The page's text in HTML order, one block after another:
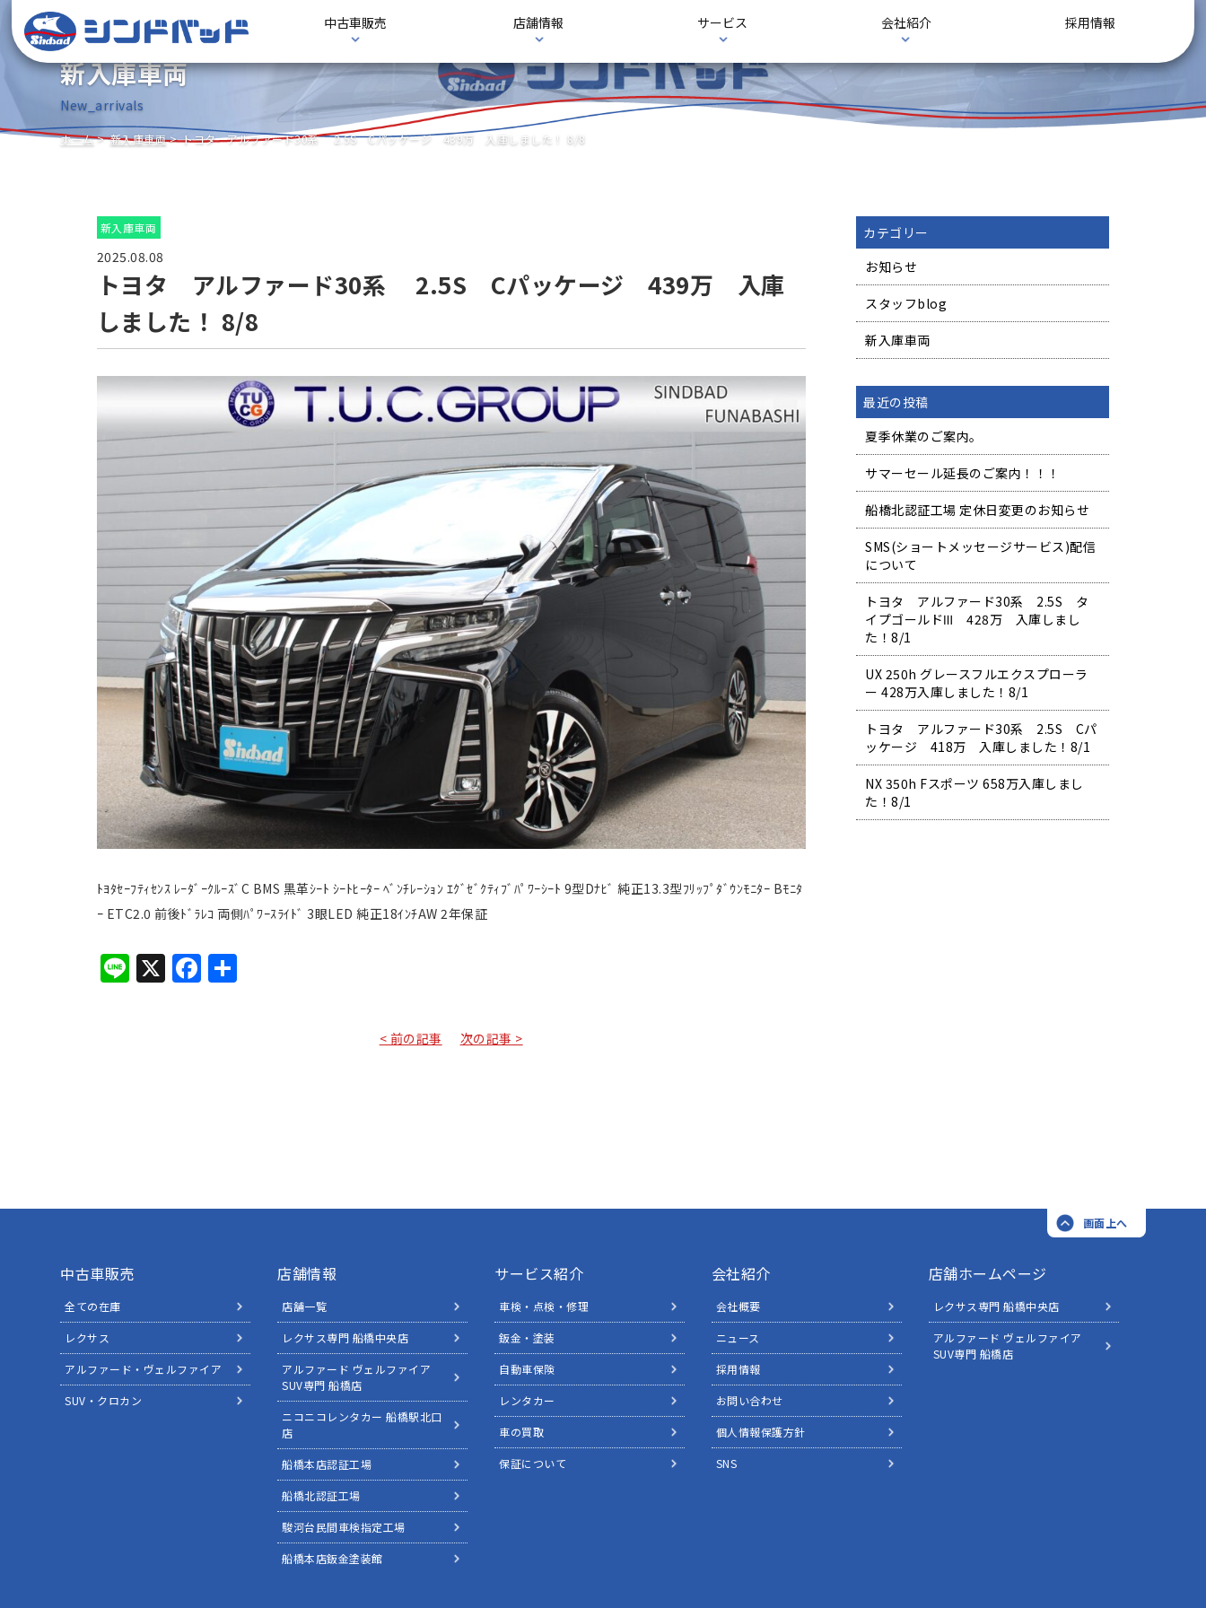
中古車販売 店舗情報 サービス 会社紹介 採用情報
新入庫車両
New_arrivals
ホーム 新入庫車両 トヨタ アルファード30系 2.5S Cパッケージ 439万 入庫しました！ 8/8
新入庫車両
2025.08.08
トヨタ アルファード30系 2.5S Cパッケージ 439万 入庫
しました！ 8/8
ﾄﾖﾀｾｰﾌﾃｨｾﾝｽ ﾚｰﾀﾞｰｸﾙｰｽﾞC BMS 黒革ｼｰﾄ ｼｰﾄﾋｰﾀｰ ﾍﾞﾝﾁﾚｰｼｮﾝ ｴｸﾞｾﾞｸﾃｨﾌﾞﾊﾟﾜｰｼｰﾄ 9型Dﾅﾋﾞ 純正13.3型ﾌﾘｯﾌﾟﾀﾞｳﾝﾓﾆﾀｰ Bﾓﾆﾀ
ｰ ETC2.0 前後ﾄﾞﾗﾚｺ 両側ﾊﾟﾜｰｽﾗｲﾄﾞ 3眼LED 純正18ｲﾝﾁAW 2年保証
Line
X Facebook
共
< 前の記事 次の記事 >
カテゴリー
お知らせ
スタッフblog
新入庫車両
最近の投稿
夏季休業のご案内。
サマーセール延長のご案内！！！
船橋北認証工場 定休日変更のお知らせ
SMS(ショートメッセージサービス)配信
について
トヨタ アルファード30系 2.5S タ
イプゴールドⅢ 428万 入庫しまし
た！8/1
UX 250h グレースフルエクスプローラ
ー 428万入庫しました！8/1
トヨタ アルファード30系 2.5S Cパ
ッケージ 418万 入庫しました！8/1
NX 350h Fスポーツ 658万入庫しまし
た！8/1
画面上へ
中古車販売
全ての在庫
レクサス
アルファード・ヴェルファイア
SUV・クロカン
店舗情報
店舗一覧
レクサス専門 船橋中央店
アルファード ヴェルファイア
SUV専門 船橋店
ニコニコレンタカー 船橋駅北口
店
船橋本店認証工場
船橋北認証工場
駿河台民間車検指定工場
船橋本店鈑金塗装館
サービス紹介
車検・点検・修理
鈑金・塗装
自動車保険
レンタカー
車の買取
保証について
会社紹介
会社概要
ニュース
採用情報
お問い合わせ
個人情報保護方針
SNS
店舗ホームページ
レクサス専門 船橋中央店
アルファード ヴェルファイア
SUV専門 船橋店